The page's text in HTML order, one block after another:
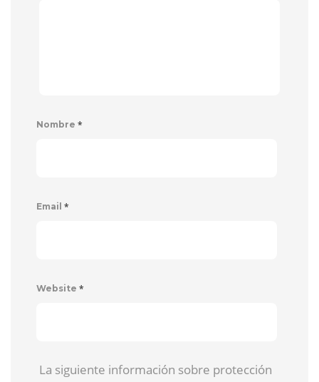
Nombre *
Email *
Website *
La siguiente información sobre protección